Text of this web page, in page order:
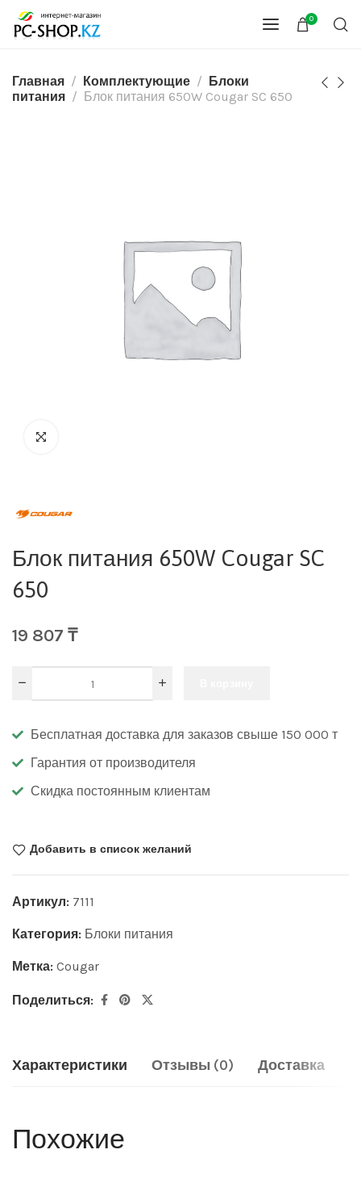
0
Главная Комплектующие
Блоки
питания
Блок питания 650W Cougar SC 650
Блок питания 650W Cougar SC
650
19 807 ₸
Бесплатная доставка для заказов свыше 150 000 т
Гарантия от производителя
Скидка постоянным клиентам
Добавить в список желаний
Артикул: 7111
Категория: Блоки питания
Метка: Cougar
Поделиться:
Характеристики Отзывы (0) Доставка
Похожие